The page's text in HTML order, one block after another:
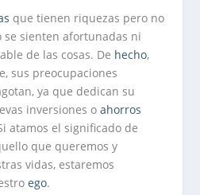
que tienen riquezas pero no
se sienten afortunadas ni
de las cosas. De hecho,
sus preocupaciones
ya que dedican su
inversiones oahorros
atamos el significado de
que queremos y
vidas, estaremos
ego.